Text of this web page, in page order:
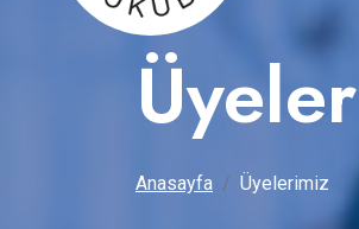
Anasayfa Üyelerimiz